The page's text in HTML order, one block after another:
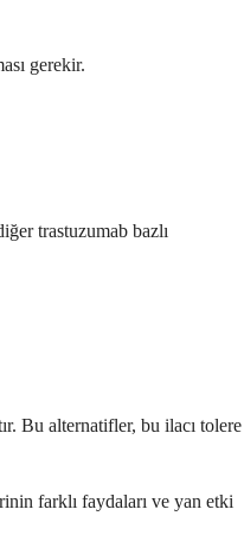
gerekir.
trastuzumab bazlı
Bu alternatifler, bu ilacı tolere
farklı faydaları ve yan etki